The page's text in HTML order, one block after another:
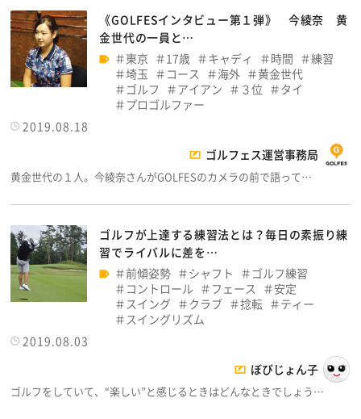
《GOLFESインタビュー第１弾》 今綾奈 黄
金世代の一員と…
東京
17歳 キャディ 時間
練習
埼玉
コース 海外
黄金世代
ゴルフ
アイアン ３位
タイ
プロゴルファー
2019.08.18
ゴルフェス運営事務局
黄金世代の１人。今綾奈さんがGOLFESのカメラの前で語って…
ゴルフが上達する練習法とは？毎日の素振り練
習でライバルに差を…
前傾姿勢
シャフト
ゴルフ練習
コントロール
フェース
安定
スイング
クラブ 捻転
ティー
スイングリズム
2019.08.03
ぼびじょん子
ゴルフをしていて、“楽しい”と感じるときはどんなときでしょう…